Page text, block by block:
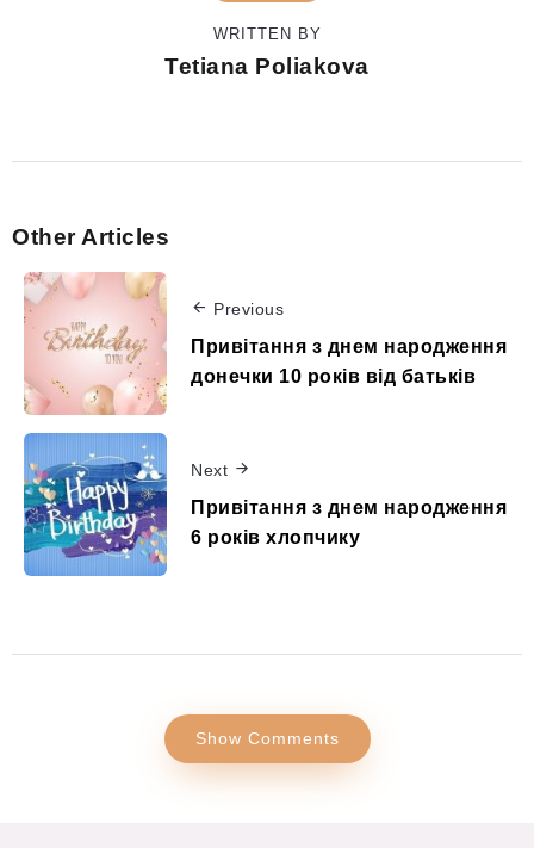
WRITTEN BY
Tetiana Poliakova
Other Articles
Previous
Привітання з днем народження
донечки 10 років від батьків
Next
Привітання з днем народження
6 років хлопчику
Show Comments